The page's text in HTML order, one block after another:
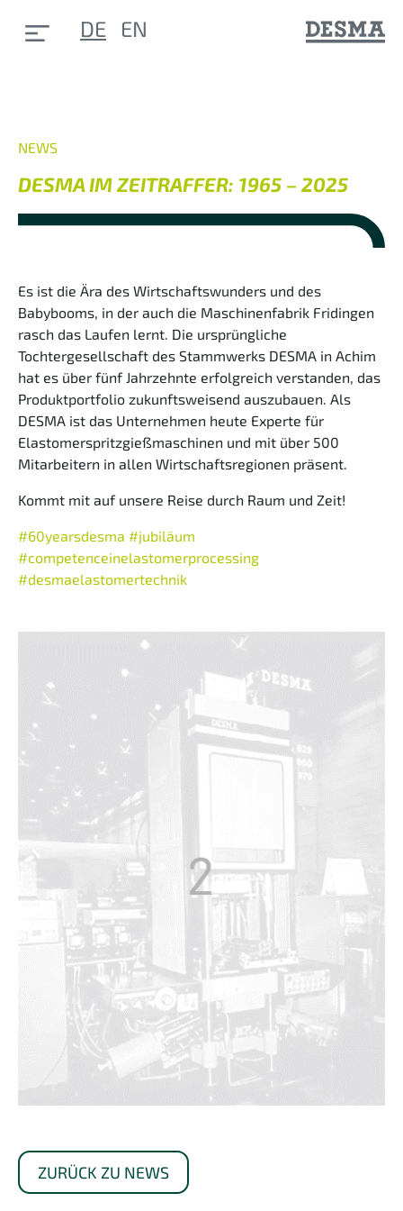
DE EN
NEWS
DESMA IM ZEITRAFFER: 1965 – 2025
Es ist die Ära des Wirtschaftswunders und des
Babybooms, in der auch die Maschinenfabrik Fridingen
rasch das Laufen lernt. Die ursprüngliche
Tochtergesellschaft des Stammwerks DESMA in Achim
hat es über fünf Jahrzehnte erfolgreich verstanden, das
Produktportfolio zukunftsweisend auszubauen. Als
DESMA ist das Unternehmen heute Experte für
Elastomerspritzgießmaschinen und mit über 500
Mitarbeitern in allen Wirtschaftsregionen präsent.
Kommt mit auf unsere Reise durch Raum und Zeit!
#60yearsdesma #jubiläum
#competenceinelastomerprocessing
#desmaelastomertechnik
ZURÜCK ZU NEWS